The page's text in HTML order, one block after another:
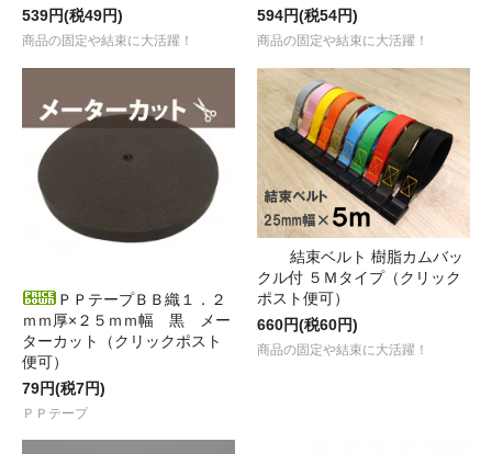
539円(税49円)
商品の固定や結束に大活躍！
594円(税54円)
商品の固定や結束に大活躍！
ＰＰテープＢＢ織１．２
ｍｍ厚×２５ｍｍ幅 黒 メー
ターカット（クリックポスト
便可）
79円(税7円)
ＰＰテープ
結束ベルト 樹脂カムバッ
クル付 ５Ｍタイプ（クリック
ポスト便可）
660円(税60円)
商品の固定や結束に大活躍！